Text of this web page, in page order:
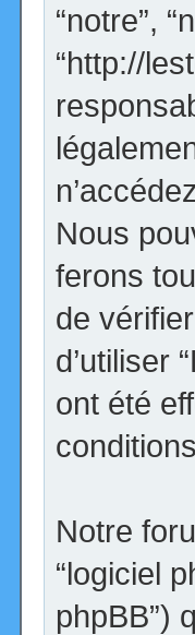
“notre”,
“http://
Nous
ferons
de
d’utiliser
ont été
Notre
“logiciel
phpBB”)